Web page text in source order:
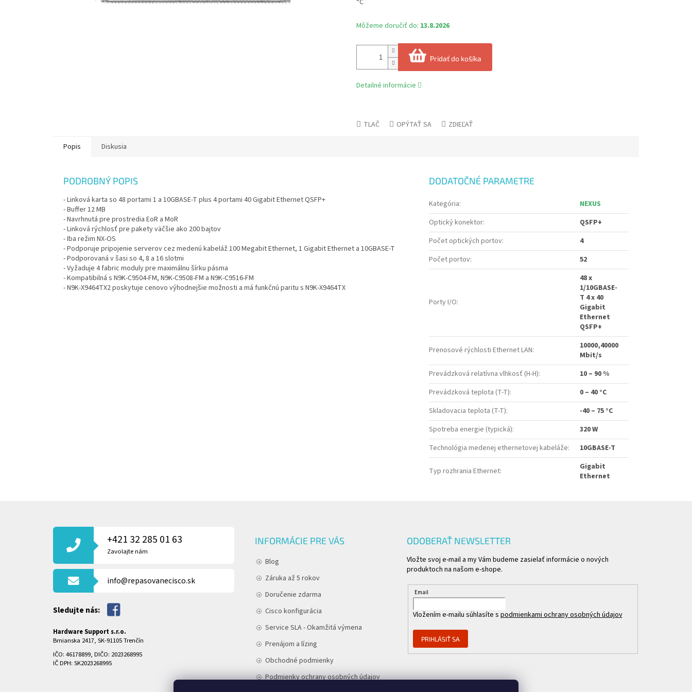
Môžeme doručiť do: 13.8.2026
Pridať do košíka
°C
Detailné informácie
TLAČ OPÝTAŤ SA ZDIEĽAŤ
Popis Diskusia
PODROBNÝ POPIS
- Linková karta so 48 portami 1 a 10GBASE-T plus 4 portami 40 Gigabit Ethernet QSFP+
- Buffer 12 MB
- Navrhnutá pre prostredia EoR a MoR
- Linková rýchlosť pre pakety väčšie ako 200 bajtov
- Iba režim NX-OS
- Podporuje pripojenie serverov cez medenú kabeláž 100 Megabit Ethernet, 1 Gigabit Ethernet a 10GBASE-T
- Podporovaná v šasi so 4, 8 a 16 slotmi
- Vyžaduje 4 fabric moduly pre maximálnu šírku pásma
- Kompatibilná s N9K-C9504-FM, N9K-C9508-FM a N9K-C9516-FM
- N9K-X9464TX2 poskytuje cenovo výhodnejšie možnosti a má funkčnú paritu s N9K-X9464TX
DODATOČNÉ PARAMETRE
Kategória:
NEXUS
Optický konektor:
QSFP+
Počet optických portov:
4
Počet portov: 52
Porty I/O:
48 x
1/10GBASE-
T 4 x 40
Gigabit
Ethernet
QSFP+
Prenosové rýchlosti Ethernet LAN:
10000,40000
Mbit/s
Prevádzková relatívna vlhkosť (H-H):
10 – 90 %
Prevádzková teplota (T-T):
0 – 40 °C
Skladovacia teplota (T-T):
-40 – 75 °C
Spotreba energie (typická):
320 W
Technológia medenej ethernetovej kabeláže: 10GBASE-T
Typ rozhrania Ethernet:
Gigabit
Ethernet
+421 32 285 01 63
Zavolajte nám
info@repasovanecisco.sk
Sledujte nás:
Hardware Support s.r.o.
Brnianska 2417, SK-91105 Trenčín
IČO: 46178899, DIČO: 2023268995
IČ DPH: SK2023268995
INFORMÁCIE PRE VÁS
Blog
Záruka až 5 rokov
Doručenie zdarma
Cisco konfigurácia
Service SLA - Okamžitá výmena
Prenájom a lízing
Obchodné podmienky
Podmienky ochrany osobných údajov
ODOBERAŤ NEWSLETTER
Vložte svoj e-mail a my Vám budeme zasielať informácie o nových
produktoch na našom e-shope.
Email
Vložením e-mailu súhlasíte s podmienkami ochrany osobných údajov
PRIHLÁSIŤ SA